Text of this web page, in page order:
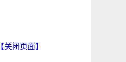
【关闭页面】